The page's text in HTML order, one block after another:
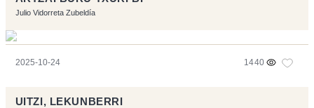
Julio Vidorreta Zubeldía
2025-10-24 1440
UITZI, LEKUNBERRI